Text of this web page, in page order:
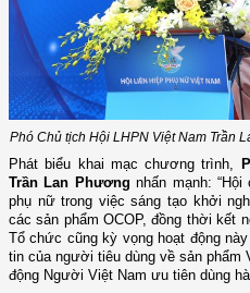
Phó Chủ tịch Hội LHPN Việt Nam Trần
Phát biểu khai mạc chương trình,
Trần Lan Phương nhấn mạnh:
phụ nữ trong việc sáng tạo khởi
các sản phẩm OCOP, đồng thời kết
Tổ chức cũng kỳ vọng hoạt động
tin của người tiêu dùng về sản phẩm
động Người Việt Nam ưu tiên dùng